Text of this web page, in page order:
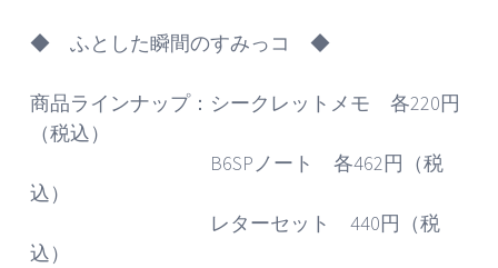
◆ ふとした瞬間のすみっコ ◆
商品ラインナップ：シークレットメモ 各220円
（税込）
B6SPノート 各462円（税
込）
レターセット 440円（税
込）